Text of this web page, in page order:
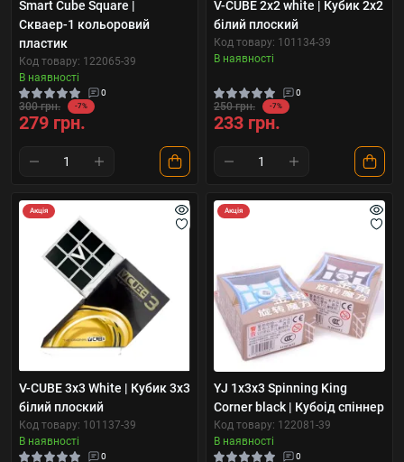
Smart Cube Square |
Скваер-1 кольоровий
пластик
Код товару: 122065-39
В наявності
0
300 грн. -7%
279 грн.
V-CUBE 2х2 white | Кубик 2х2
білий плоский
Код товару: 101134-39
В наявності
0
250 грн. -7%
233 грн.
Акція
V-CUBE 3х3 White | Кубик 3х3
білий плоский
Код товару: 101137-39
В наявності
0
Акція
YJ 1x3x3 Spinning King
Corner black | Кубоід спіннер
Код товару: 122081-39
В наявності
0